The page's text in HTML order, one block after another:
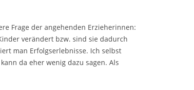
Frage der angehenden Erzieherinnen:
verändert bzw. sind sie dadurch
man Erfolgserlebnisse. Ich selbst
da eher wenig dazu sagen. Als